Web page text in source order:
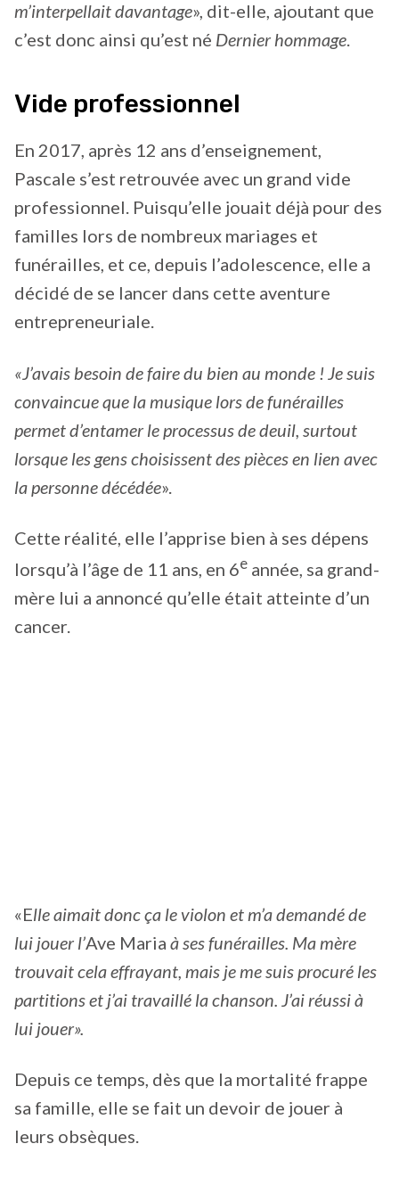
m’interpellait davantage», dit-elle, ajoutant que
c’est donc ainsi qu’est né Dernier hommage.
Vide professionnel
En 2017, après 12 ans d’enseignement,
Pascale s’est retrouvée avec un grand vide
professionnel. Puisqu’elle jouait déjà pour des
familles lors de nombreux mariages et
funérailles, et ce, depuis l’adolescence, elle a
décidé de se lancer dans cette aventure
entrepreneuriale.
«J’avais besoin de faire du bien au monde ! Je suis
convaincue que la musique lors de funérailles
permet d’entamer le processus de deuil, surtout
lorsque les gens choisissent des pièces en lien avec
la personne décédée».
Cette réalité, elle l’apprise bien à ses dépens
lorsqu’à l’âge de 11 ans, en 6e année, sa grand-
mère lui a annoncé qu’elle était atteinte d’un
cancer.
«Elle aimait donc ça le violon et m’a demandé de
lui jouer l’Ave Maria à ses funérailles. Ma mère
trouvait cela effrayant, mais je me suis procuré les
partitions et j’ai travaillé la chanson. J’ai réussi à
lui jouer».
Depuis ce temps, dès que la mortalité frappe
sa famille, elle se fait un devoir de jouer à
leurs obsèques.